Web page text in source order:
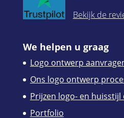
Bekijk de
We helpen u graag
Logo ontwerp
Ons logo ontwerp
Prijzen logo- en
Portfolio